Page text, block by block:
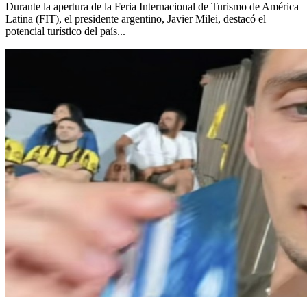
Durante la apertura de la Feria Internacional de Turismo de América
Latina (FIT), el presidente argentino, Javier Milei, destacó el
potencial turístico del país...